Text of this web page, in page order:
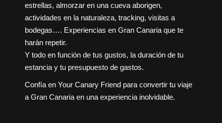
estrellas, almorzar en una cueva aborigen,
actividades en la naturaleza, tracking, visitas a
bodegas…. Experiencias en Gran Canaria que te
harán repetir.
Y todo en función de tus gustos, la duración de tu
estancia y tu presupuesto de gastos.
Confía en Your Canary Friend para convertir tu viaje
a Gran Canaria en una experiencia inolvidable.